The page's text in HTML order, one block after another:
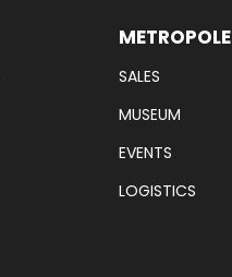
METROPOLE
SALES
MUSEUM
EVENTS
LOGISTICS